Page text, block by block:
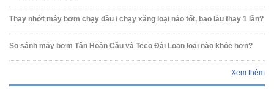
Thay nhớt máy bơm chạy dầu / chạy xăng loại nào tốt, bao lâu thay 1 lần?
So sánh máy bơm Tân Hoàn Cầu và Teco Đài Loan loại nào khỏe hơn?
Xem thêm